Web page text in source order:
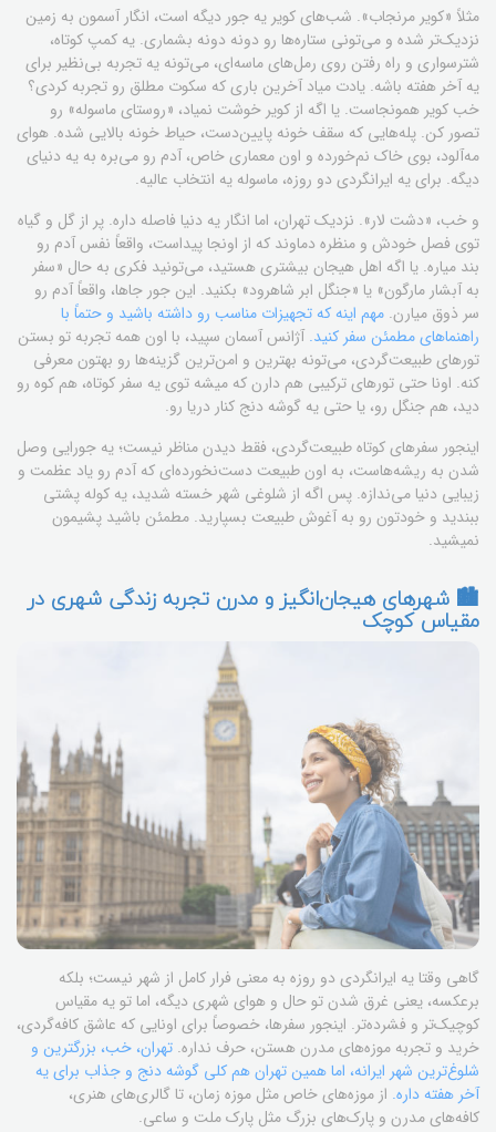
مثلاً «کویر مرنجاب». شب‌های کویر یه جور دیگه است، انگار آسمون به زمین
نزدیک‌تر شده و می‌تونی ستاره‌ها رو دونه دونه بشماری. یه کمپ کوتاه،
شترسواری و راه رفتن روی رمل‌های ماسه‌ای، می‌تونه یه تجربه بی‌نظیر برای
یه آخر هفته باشه. یادت میاد آخرین باری که سکوت مطلق رو تجربه کردی؟
خب کویر همونجاست. یا اگه از کویر خوشت نمیاد، «روستای ماسوله» رو
تصور کن. پله‌هایی که سقف خونه پایین‌دست، حیاط خونه بالایی شده. هوای
مه‌آلود، بوی خاک نم‌خورده و اون معماری خاص، آدم رو می‌بره به یه دنیای
دیگه. برای یه ایرانگردی دو روزه، ماسوله یه انتخاب عالیه.
و خب، «دشت لار». نزدیک تهران، اما انگار یه دنیا فاصله داره. پر از گل و گیاه
توی فصل خودش و منظره دماوند که از اونجا پیداست، واقعاً نفس آدم رو
بند میاره. یا اگه اهل هیجان بیشتری هستید، می‌تونید فکری به حال «سفر
به آبشار مارگون» یا «جنگل ابر شاهرود» بکنید. این جور جاها، واقعاً آدم رو
سر ذوق میارن. مهم اینه که تجهیزات مناسب رو داشته باشید و حتماً با
راهنماهای مطمئن سفر کنید. آژانس آسمان سپید، با اون همه تجربه تو بستن
تورهای طبیعت‌گردی، می‌تونه بهترین و امن‌ترین گزینه‌ها رو بهتون معرفی
کنه. اونا حتی تورهای ترکیبی هم دارن که میشه توی یه سفر کوتاه، هم کوه رو
دید، هم جنگل رو، یا حتی یه گوشه دنج کنار دریا رو.
اینجور سفرهای کوتاه طبیعت‌گردی، فقط دیدن مناظر نیست؛ یه جورایی وصل
شدن به ریشه‌هاست، به اون طبیعت دست‌نخورده‌ای که آدم رو یاد عظمت و
زیبایی دنیا می‌ندازه. پس اگه از شلوغی شهر خسته شدید، یه کوله پشتی
ببندید و خودتون رو به آغوش طبیعت بسپارید. مطمئن باشید پشیمون
نمیشید.
🏙️ شهرهای هیجان‌انگیز و مدرن تجربه زندگی شهری در
مقیاس کوچک
گاهی وقتا یه ایرانگردی دو روزه به معنی فرار کامل از شهر نیست؛ بلکه
برعکسه، یعنی غرق شدن تو حال و هوای شهری دیگه، اما تو یه مقیاس
کوچیک‌تر و فشرده‌تر. اینجور سفرها، خصوصاً برای اونایی که عاشق کافه‌گردی،
خرید و تجربه موزه‌های مدرن هستن، حرف نداره. تهران، خب، بزرگترین و
شلوغ‌ترین شهر ایرانه، اما همین تهران هم کلی گوشه دنج و جذاب برای یه
آخر هفته داره. از موزه‌های خاص مثل موزه زمان، تا گالری‌های هنری،
کافه‌های مدرن و پارک‌های بزرگ مثل پارک ملت و ساعی.